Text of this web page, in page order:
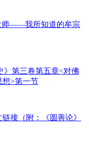
师——我所知道的牟宗
》第三卷第五章<对佛
想>第一节
接（附：《圆善论》